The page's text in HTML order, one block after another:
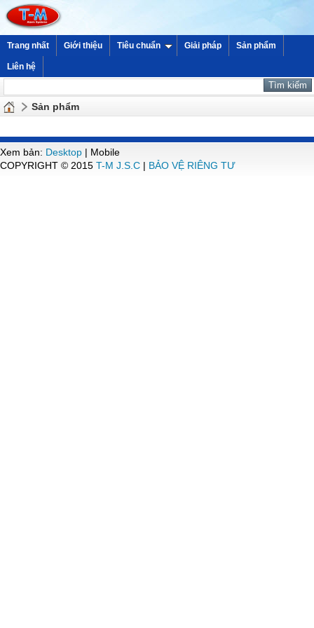
Trang nhất Giới thiệu Tiêu chuẩn Giải pháp Sản phẩm
Liên hệ
Sản phẩm
Xem bản: Desktop | Mobile
COPYRIGHT © 2015 T-M J.S.C | BẢO VỆ RIÊNG TƯ